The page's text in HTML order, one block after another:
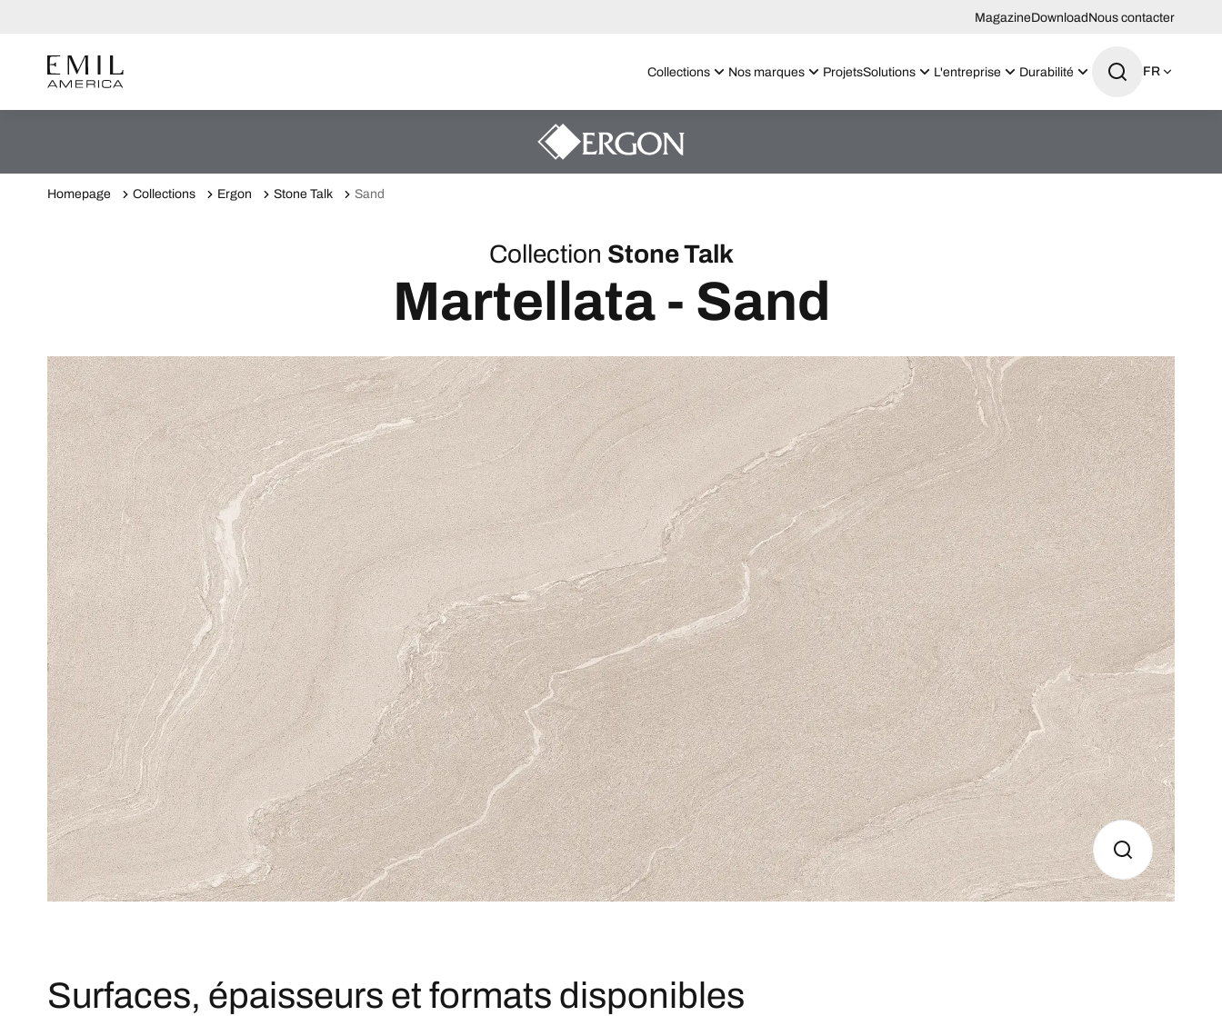
MagazineDownloadNous contacter
Collections Nos marques ProjetsSolutions L'entreprise Durabilité FR
Homepage Collections Ergon Stone Talk Sand
Collection Stone Talk
Martellata - Sand
Surfaces, épaisseurs et formats disponibles